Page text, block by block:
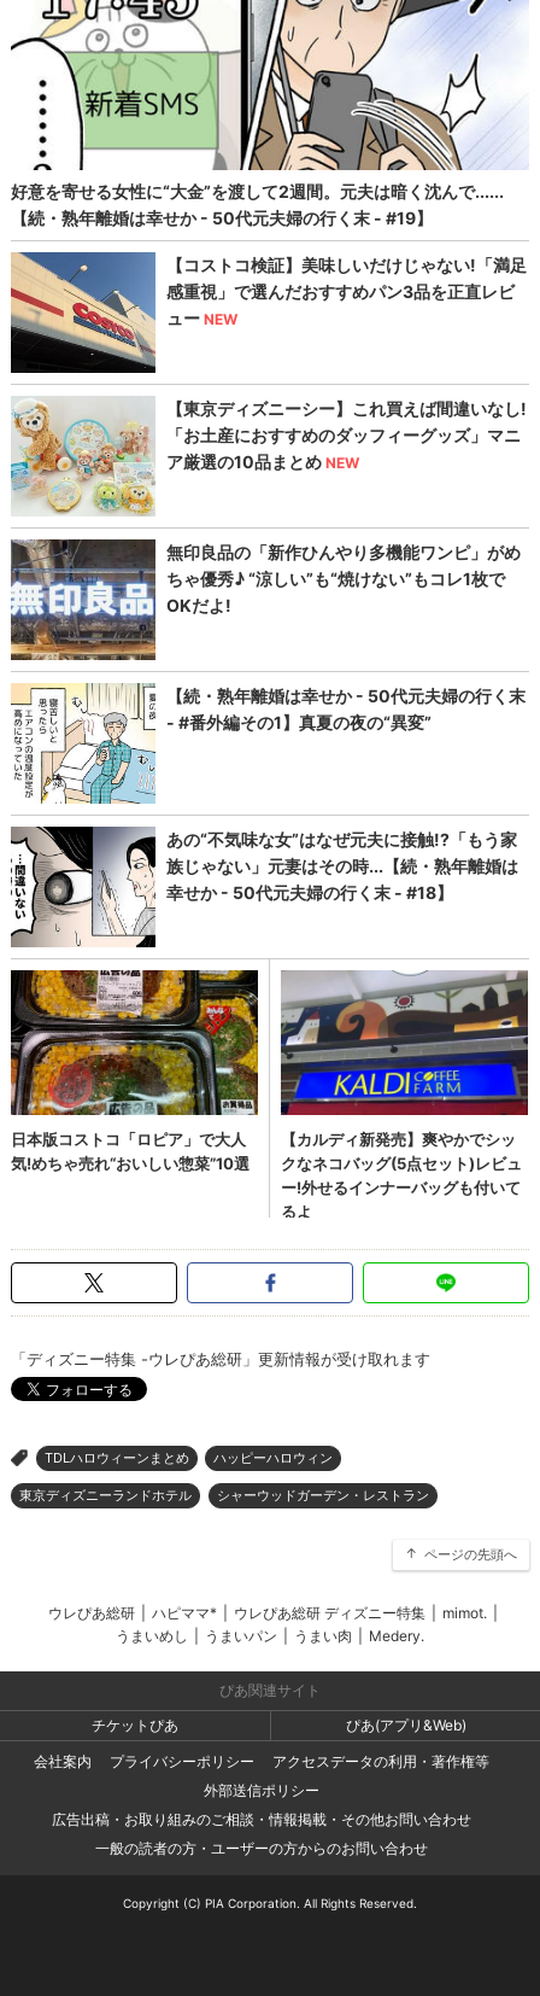
「ディズニー特集 -ウレぴあ総研」更新情報が受け取れます
> TDLハロウィーンまとめ ハッピーハロウィン
東京ディズニーランドホテル シャーウッドガーデン・レストラン
ページの先頭へ
ウレぴあ総研 ハピママ* ウレぴあ総研 ディズニー特集 mimot.
うまいめし
うまいパン うまい肉 Medery.
ぴあ関連サイト
チケットぴあ
ぴあ(アプリ&Web)
会社案内
プライバシーポリシー
アクセスデータの利用・著作権等
外部送信ポリシー
広告出稿・お取り組みのご相談・情報掲載・その他お問い合わせ
一般の読者の方・ユーザーの方からのお問い合わせ
Copyright (C) PIA Corporation. All Rights Reserved.